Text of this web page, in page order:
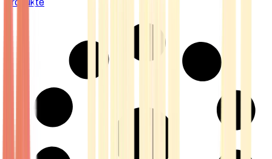
Produkte